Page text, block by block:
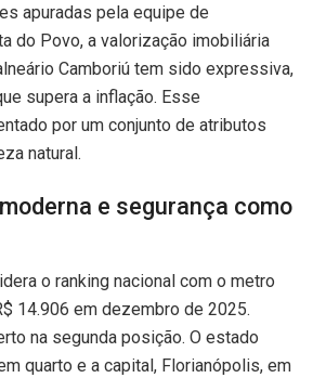
apuradas pela equipe de
do Povo, a valorização imobiliária
Camboriú tem sido expressiva,
supera a inflação. Esse
por um conjunto de atributos
natural.
e segurança como
o ranking nacional com o metro
14.906 em dezembro de 2025.
na segunda posição. O estado
quarto e a capital, Florianópolis, em